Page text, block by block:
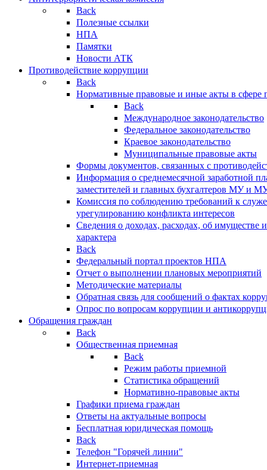
Back
Полезные ссылки
НПА
Памятки
Новости АТК
Противодействие коррупции
Back
Нормативные правовые и иные акты в сфере
Back
Международное законодательство
Федеральное законодательство
Краевое законодательство
Муниципальные правовые акты
Формы документов, связанных с
Информация о среднемесячной заработной
заместителей и главных бухгалтеров МУ и
Комиссия по соблюдению требований к
урегулированию конфликта интересов
Сведения о доходах, расходах, об имуществе
характера
Back
Федеральный портал проектов НПА
Отчет о выполнении плановых мероприятий
Методические материалы
Обратная связь для сообщений о фактах
Опрос по вопросам коррупции и
Обращения граждан
Back
Общественная приемная
Back
Режим работы приемной
Статистика обращений
Нормативно-правовые акты
Графики приема граждан
Ответы на актуальные вопросы
Бесплатная юридическая помощь
Back
Телефон "Горячей линии"
Интернет-приемная